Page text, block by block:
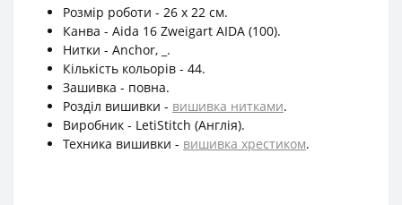
Розмір роботи - 26 x 22 см.
Канва - Aida 16 Zweigart AIDA (100).
Нитки - Anchor, _.
Кількість кольорів - 44.
Зашивка - повна.
Розділ вишивки - вишивка нитками.
Виробник - LetiStitch (Англія).
Техника вишивки - вишивка хрестиком.